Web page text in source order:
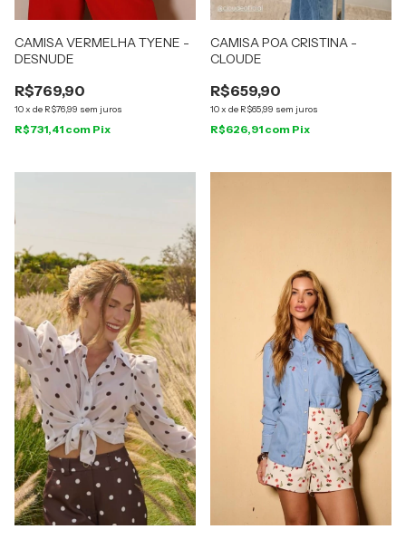
CAMISA VERMELHA TYENE -
DESNUDE
R$769,90
10x de R$76,99 sem juros
R$731,41 com Pix
CAMISA POA CRISTINA -
CLOUDE
R$659,90
10x de R$65,99 sem juros
R$626,91 com Pix